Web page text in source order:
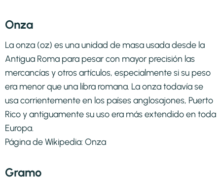
Onza
La onza (oz) es una unidad de masa usada desde la
Antigua Roma para pesar con mayor precisión las
mercancías y otros artículos, especialmente si su peso
era menor que una libra romana. La onza todavía se
usa corrientemente en los países anglosajones, Puerto
Rico y antiguamente su uso era más extendido en toda
Europa.
Página de Wikipedia: Onza
Gramo